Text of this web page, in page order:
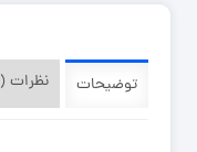
توضیحات نظرات (۰)